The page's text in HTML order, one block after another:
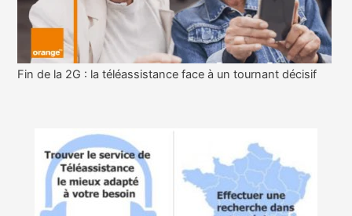
Fin de la 2G : la téléassistance face à un tournant décisif